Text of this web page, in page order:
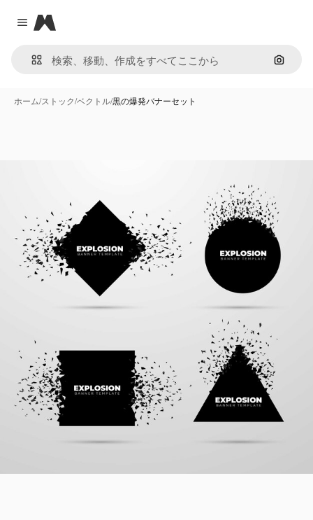
Close menu
Magnific
画像で
ホーム/ストック/ベクトル/黒の爆発バナーセット